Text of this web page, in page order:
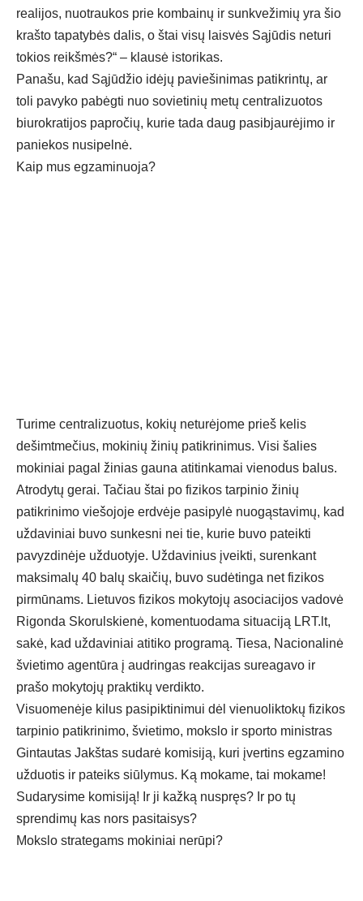
realijos, nuotraukos prie kombainų ir sunkvežimių yra šio
krašto tapatybės dalis, o štai visų laisvės Sąjūdis neturi
tokios reikšmės?“ – klausė istorikas.
Panašu, kad Sąjūdžio idėjų paviešinimas patikrintų, ar
toli pavyko pabėgti nuo sovietinių metų centralizuotos
biurokratijos papročių, kurie tada daug pasibjaurėjimo ir
paniekos nusipelnė.
Kaip mus egzaminuoja?
Turime centralizuotus, kokių neturėjome prieš kelis
dešimtmečius, mokinių žinių patikrinimus. Visi šalies
mokiniai pagal žinias gauna atitinkamai vienodus balus.
Atrodytų gerai. Tačiau štai po fizikos tarpinio žinių
patikrinimo viešojoje erdvėje pasipylė nuogąstavimų, kad
uždaviniai buvo sunkesni nei tie, kurie buvo pateikti
pavyzdinėje užduotyje. Uždavinius įveikti, surenkant
maksimalų 40 balų skaičių, buvo sudėtinga net fizikos
pirmūnams. Lietuvos fizikos mokytojų asociacijos vadovė
Rigonda Skorulskienė, komentuodama situaciją LRT.lt,
sakė, kad uždaviniai atitiko programą. Tiesa, Nacionalinė
švietimo agentūra į audringas reakcijas sureagavo ir
prašo mokytojų praktikų verdikto.
Visuomenėje kilus pasipiktinimui dėl vienuoliktokų fizikos
tarpinio patikrinimo, švietimo, mokslo ir sporto ministras
Gintautas Jakštas sudarė komisiją, kuri įvertins egzamino
užduotis ir pateiks siūlymus. Ką mokame, tai mokame!
Sudarysime komisiją! Ir ji kažką nuspręs? Ir po tų
sprendimų kas nors pasitaisys?
Mokslo strategams mokiniai nerūpi?